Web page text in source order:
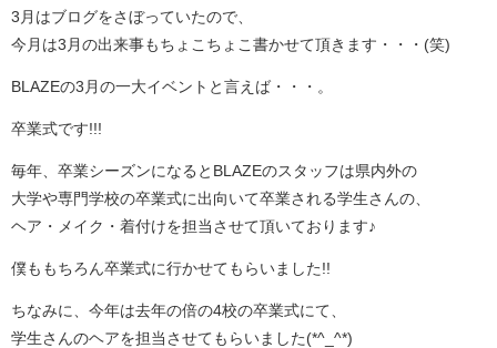
3月はブログをさぼっていたので、
今月は3月の出来事もちょこちょこ書かせて頂きます・・・(笑)
BLAZEの3月の一大イベントと言えば・・・。
卒業式です!!!
毎年、卒業シーズンになるとBLAZEのスタッフは県内外の
大学や専門学校の卒業式に出向いて卒業される学生さんの、
ヘア・メイク・着付けを担当させて頂いております♪
僕ももちろん卒業式に行かせてもらいました!!
ちなみに、今年は去年の倍の4校の卒業式にて、
学生さんのヘアを担当させてもらいました(*^_^*)